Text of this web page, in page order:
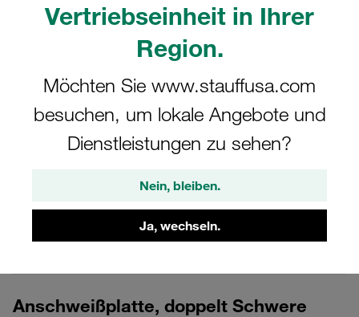
Vertriebseinheit in Ihrer
Region.
Möchten Sie www.stauffusa.com
besuchen, um lokale Angebote und
Dienstleistungen zu sehen?
Nein, bleiben.
Ja, wechseln.
CAD
Bitte beachten Sie: Das Bild dient nur zur Veranschaulichung und kann vom
Anschweißplatte, doppelt Schwere